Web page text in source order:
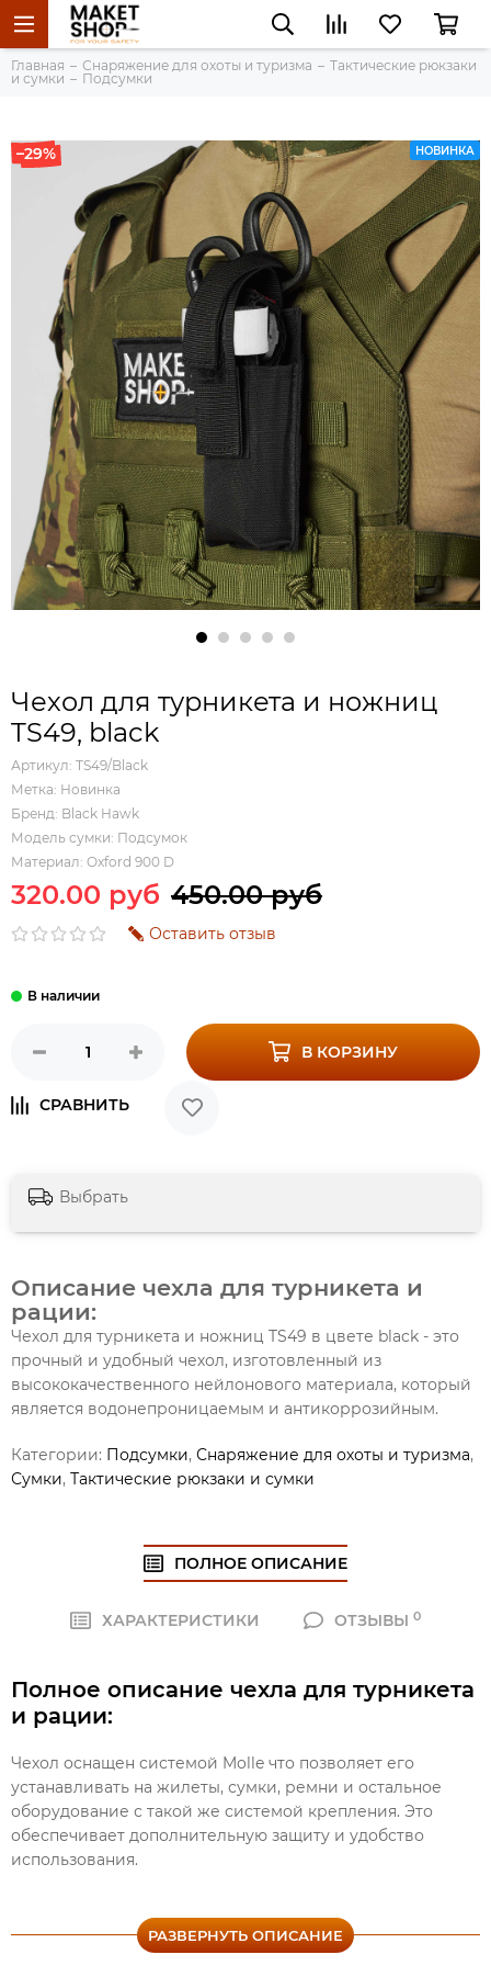
Главная Снаряжение для охоты и туризма
Тактические рюкзаки
и сумки
Подсумки
–29% НОВИНКА
Чехол для турникета и ножниц
TS49, black
Артикул: TS49/Black
Метка: Новинка
Бренд: Black Hawk
Модель сумки: Подсумок
Материал: Oxford 900 D
320.00 руб 450.00 руб
Оставить отзыв
В КОРЗИНУ
Выбрать
Описание чехла для турникета и
рации:
Чехол для турникета и ножниц TS49 в цвете black - это
прочный и удобный чехол, изготовленный из
высококачественного нейлонового материала, который
является водонепроницаемым и антикоррозийным.
Категории: Подсумки, Снаряжение для охоты и туризма,
Сумки, Тактические рюкзаки и сумки
ПОЛНОЕ ОПИСАНИЕ
ХАРАКТЕРИСТИКИ ОТЗЫВЫ0
РАЗВЕРНУТЬ ОПИСАНИЕ
Полное описание чехла для турникета
и рации:
Чехол оснащен системой Molle что позволяет его
устанавливать на жилеты, сумки, ремни и остальное
оборудование с такой же системой крепления. Это
обеспечивает дополнительную защиту и удобство
использования.
практические под любую модель турникетов и ножниц.
Он также универсален в использовании и может быть